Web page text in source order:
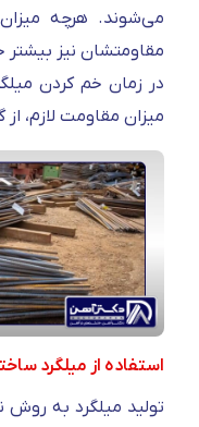
می‌شوند. هرچه میزان
مقاومتشان نیز
در زمان خم کردن
میزان مقاومت لازم،
استفاده از میلگرد
تولید میلگرد به